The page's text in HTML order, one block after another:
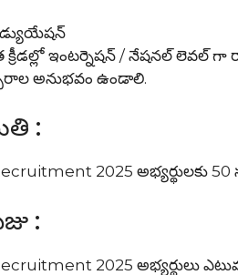
క్రీడల్లో ఇంటర్నెషన్ / నేషనల్ లెవల్
అనుభవం ఉండాలి.
:
2025 అభ్యర్థులకు
:
2025 అభ్యర్థులు